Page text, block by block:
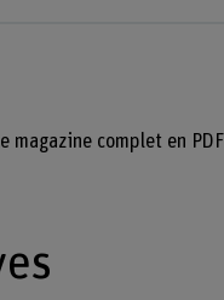
magazine complet en PDF